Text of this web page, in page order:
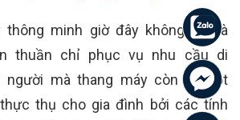
thông minh giờ đây không chỉ là
thuần chỉ phục vụ nhu cầu di
người mà thang máy còn là một
thụ cho gia đình bởi các tính